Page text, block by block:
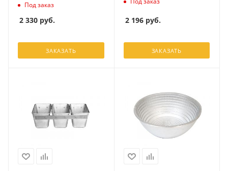
Под заказ
2 330 руб.
ЗАКАЗАТЬ
2 196руб.
ЗАКАЗАТЬ